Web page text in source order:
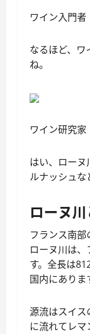
ワイン入門者
なるほど、ワ
ね。
ワイン研究家
はい、ロー
ルナッシュな
ローヌ川
フランス南
ローヌ川は
す。全長は
国内にありま
源流はスイス
に流れてレマ